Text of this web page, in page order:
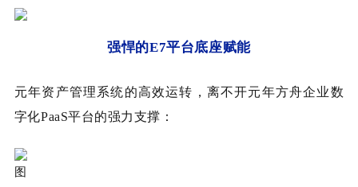
强悍的E7平台底座赋能
元年资产管理系统的高效运转，离不开元年方舟企业数
字化PaaS平台的强力支撑：